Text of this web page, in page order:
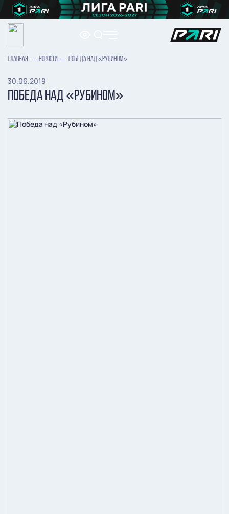
ГЛАВНАЯ НОВОСТИ ПОБЕДА НАД «РУБИНОМ»
30.06.2019
ПОБЕДА НАД «РУБИНОМ»